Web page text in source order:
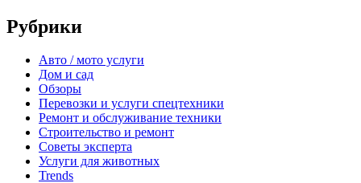
Рубрики
Авто / мото услуги
Дом и сад
Обзоры
Перевозки и услуги спецтехники
Ремонт и обслуживание техники
Строительство и ремонт
Советы эксперта
Услуги для животных
Trends